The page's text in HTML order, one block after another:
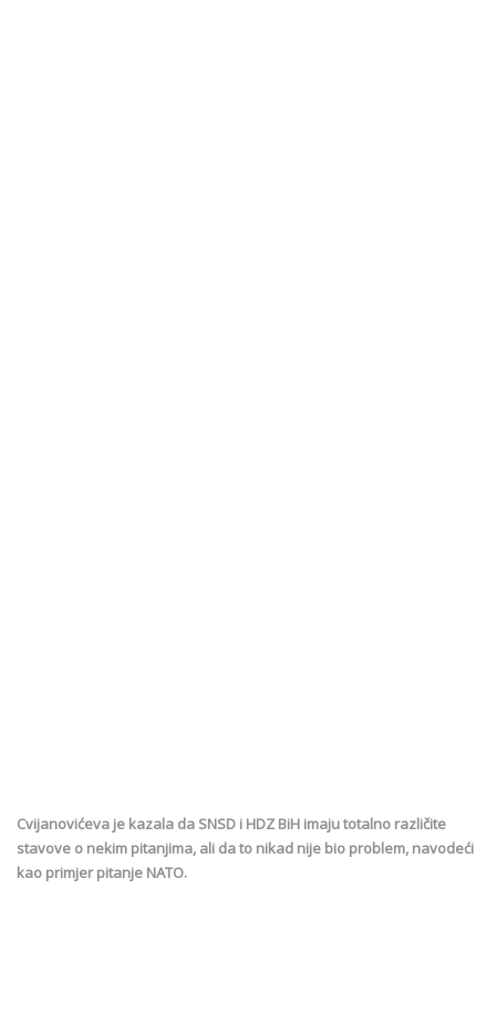
Cvijanovićeva je kazala da SNSD i HDZ BiH imaju totalno različite
stavove o nekim pitanjima, ali da to nikad nije bio problem, navodeći
kao primjer pitanje NATO.